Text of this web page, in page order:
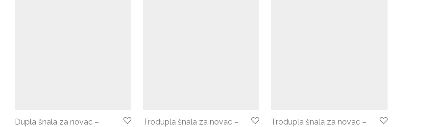
Dupla šnala za novac –
Trodupla šnala za novac –
Trodupla šnala za novac –